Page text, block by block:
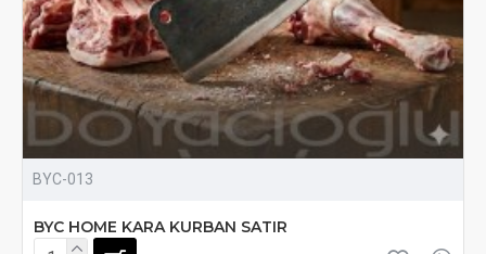
BYC-013
BYC HOME KARA KURBAN SATIR